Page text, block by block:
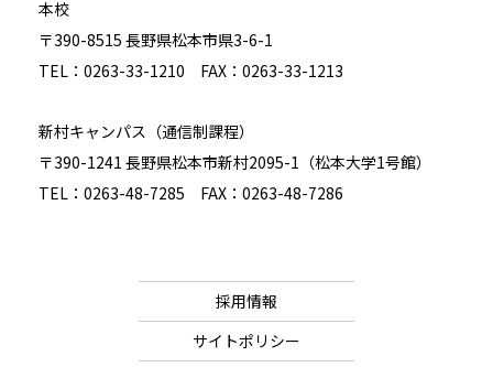
本校
〒390-8515 長野県松本市県3-6-1
TEL：0263-33-1210 FAX：0263-33-1213
新村キャンパス（通信制課程）
〒390-1241 長野県松本市新村2095-1（松本大学1号館）
TEL：0263-48-7285 FAX：0263-48-7286
採用情報
サイトポリシー